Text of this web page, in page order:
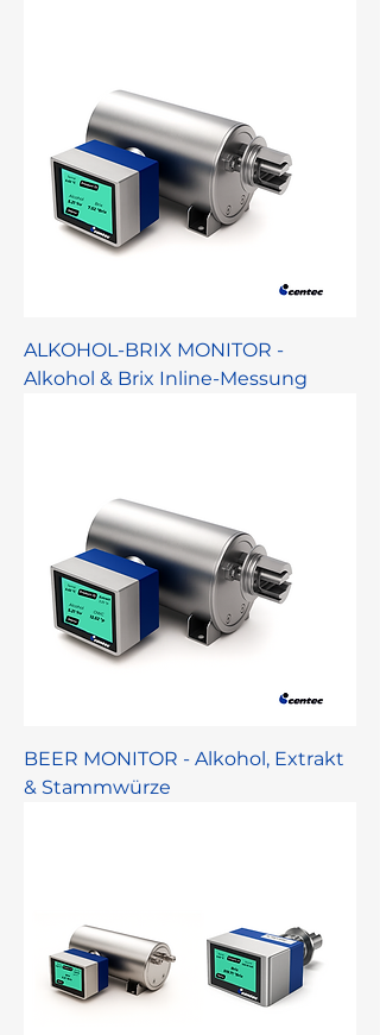
ALKOHOL-BRIX MONITOR -
Alkohol & Brix Inline-Messung
BEER MONITOR - Alkohol, Extrakt
& Stammwürze